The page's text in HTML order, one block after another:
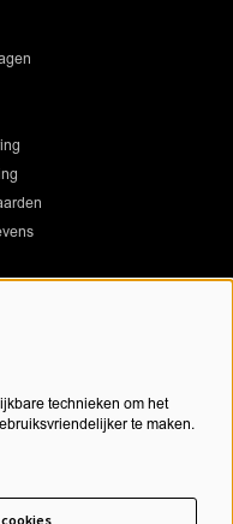
technieken om het
te maken.